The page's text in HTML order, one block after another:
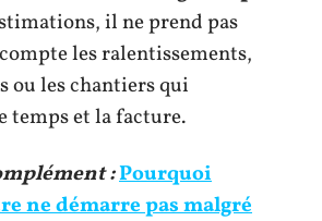
il ne prend pas
les ralentissements,
ou les chantiers qui
temps et la facture.
:Pourquoi
ne démarre pas malgré